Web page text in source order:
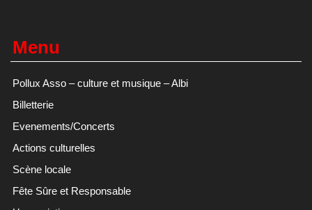
Menu
Pollux Asso – culture et musique – Albi
Billetterie
Evenements/Concerts
Actions culturelles
Scène locale
Fête Sûre et Responsable